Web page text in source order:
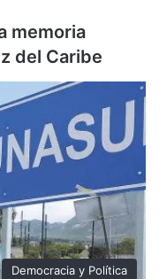
memoria
del Caribe
Democracia y Política